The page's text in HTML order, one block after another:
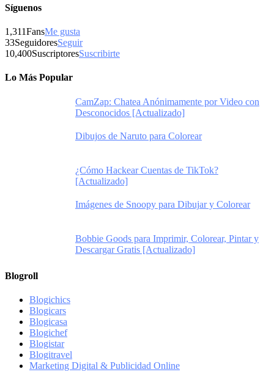
Síguenos
1,311FansMe gusta
33SeguidoresSeguir
10,400SuscriptoresSuscribirte
Lo Más Popular
CamZap: Chatea Anónimamente por Video con
Desconocidos [Actualizado]
Dibujos de Naruto para Colorear
¿Cómo Hackear Cuentas de TikTok?
[Actualizado]
Imágenes de Snoopy para Dibujar y Colorear
Bobbie Goods para Imprimir, Colorear, Pintar y
Descargar Gratis [Actualizado]
Blogroll
Blogichics
Blogicars
Blogicasa
Blogichef
Blogistar
Blogitravel
Marketing Digital & Publicidad Online